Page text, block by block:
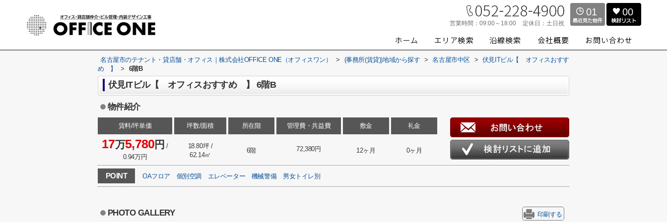
営業時間： 09:00～18:00 定休日： 土日祝
01 00
名古屋市のテナント・貸店舗・オフィス｜株式会社OFFICE ONE（オフィスワン） > (事務所(賃貸))地域から探す > 名古屋市中区 > 伏見ITビル【 オフィスおすす
め 】
> 6階B
伏見ITビル【 オフィスおすすめ 】 6階B
物件紹介
賃料/坪単価
17万5,780円 /
0.94万円
坪数/面積
18.80坪 /
62.14㎡
所在階
6階
管理費・共益費
72,380円
敷金
12ヶ月
礼金
0ヶ月
POINT OAフロア 個別空調 エレベーター 機械警備 男女トイレ別
PHOTO GALLERY 印刷する